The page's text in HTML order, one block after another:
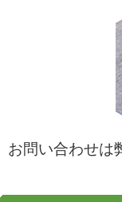
お問い合わせは